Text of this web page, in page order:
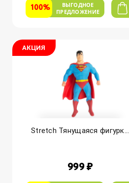
100%
ВЫГОДНОЕ
ПРЕДЛОЖЕНИЕ
АКЦИЯ
Stretch Тянущаяся фигурк...
999 ₽